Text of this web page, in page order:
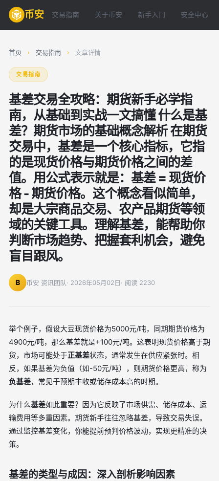
币安 交易指南 关于币安 新手入门 安全中心
首页 › 交易指南 › 文章详情
交易指南
基差交易全攻略：期货新手必学指
南，从基础到实战一文搞懂 什么是基
差？期货市场的基础概念解析 在期货
交易中，基差是一个核心指标，它指
的是现货价格与期货价格之间的差
值。用公式表示就是：基差 = 现货价
格 - 期货价格。这个概念看似简单，
却是大宗商品交易、农产品期货等领
域的关键工具。理解基差，能帮助你
判断市场趋势、把握套利机会，避免
盲目跟风。
B 币安 资讯团队· 2026年05月02日· 阅读 2230
举个例子，假设大豆现货价格为5000元/吨，同期期货价格为
4900元/吨，那么基差就是+100元/吨。这表明现货价格高于期
货，市场可能处于正基差状态，通常发生在供应紧张时。相
反，如果基差为负值（如-50元/吨），则期货价格更高，称为
负基差，常见于预期丰收或储存成本高的时期。
为什么基差如此重要？因为它反映了市场供需、储存成本、运
输费用等多重因素。期货新手往往忽略基差，导致交易失误。
通过监控基差变化，你能提前预判价格波动，实现更精准的决
策。
基差的类型与成因：深入剖析影响因素